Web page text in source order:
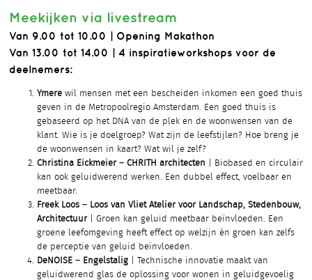
Meekijken via livestream
Van 9.00 tot 10.00 | Opening Makathon
Van 13.00 tot 14.00 | 4 inspiratieworkshops voor de
deelnemers:
Ymere wil mensen met een bescheiden inkomen een goed thuis
geven in de Metropoolregio Amsterdam. Een goed thuis is
gebaseerd op het DNA van de plek en de woonwensen van de
klant. Wie is je doelgroep? Wat zijn de leefstijlen? Hoe breng je
de woonwensen in kaart? Wat wil je zelf?
Christina Eickmeier – CHRITH architecten | Biobased en circulair
kan ook geluidwerend werken. Een dubbel effect, voelbaar en
meetbaar.
Freek Loos – Loos van Vliet Atelier voor Landschap, Stedenbouw,
Architectuur| Groen kan geluid meetbaar beïnvloeden. Een
groene leefomgeving heeft effect op welzijn én groen kan zelfs
de perceptie van geluid beïnvloeden.
DeNOISE – Engelstalig | Technische innovatie maakt van
geluidwerend glas de oplossing voor wonen in geluidgevoelig